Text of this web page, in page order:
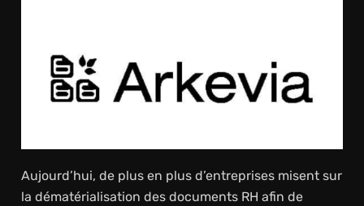
Aujourd’hui, de plus en plus d’entreprises misent sur
la dématérialisation des documents RH afin de